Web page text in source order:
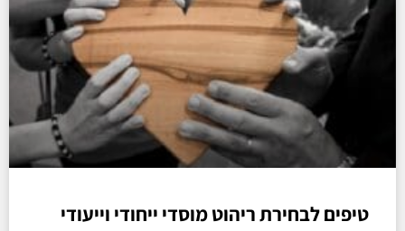
טיפים לבחירת ריהוט מוסדי ייחודי וייעודי